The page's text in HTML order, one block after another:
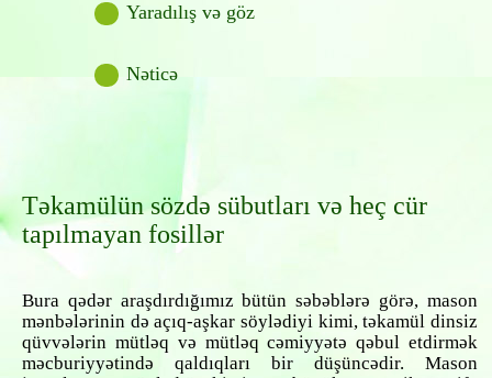
Yaradılış və göz
Nəticə
Təkamülün sözdə sübutları və heç cür
tapılmayan fosillər
Bura qədər araşdırdığımız bütün səbəblərə görə, mason
mənbələrinin də açıq-aşkar söylədiyi kimi, təkamül dinsiz
qüvvələrin mütləq və mütləq cəmiyyətə qəbul etdirmək
məcburiyyətində qaldıqları bir düşüncədir. Mason